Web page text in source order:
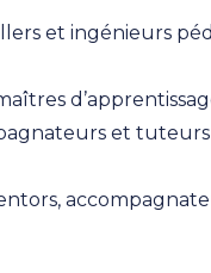
et ingénieurs
et